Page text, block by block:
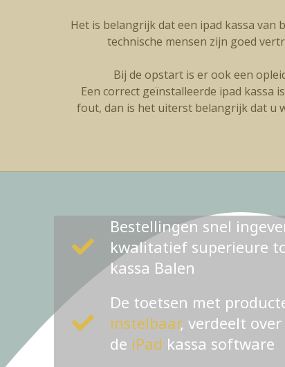
Het is belangrijk dat een ipad kassa
technische mensen zijn goed
Bij de opstart is er ook een
Een correct geïnstalleerde ipad kassa
fout, dan is het uiterst belangrijk dat u
Bestellingen snel
kwalitatief superieure
kassa Balen
De toetsen met
instelbaar, verdeelt over
de iPad kassa software